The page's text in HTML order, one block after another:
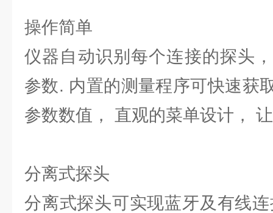
操作简单
仪器自动识别每个连接的探头
参数. 内置的测量程序可快速获
参数数值， 直观的菜单设计，
分离式探头
分离式探头可实现蓝牙及有线